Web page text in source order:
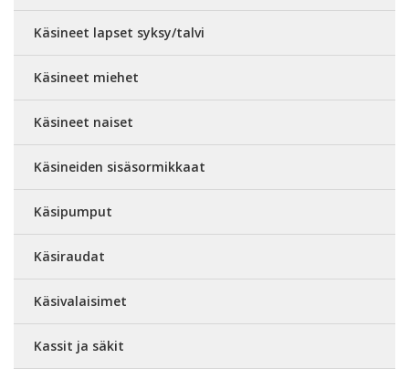
Käsineet lapset syksy/talvi
Käsineet miehet
Käsineet naiset
Käsineiden sisäsormikkaat
Käsipumput
Käsiraudat
Käsivalaisimet
Kassit ja säkit